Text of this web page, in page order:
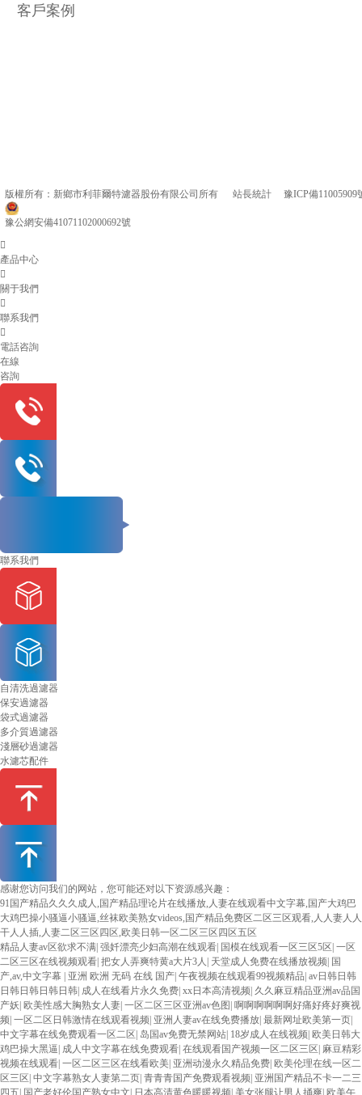
客戶案例
版權所有：新鄉市利菲爾特濾器股份有限公司所有 站長統計 豫ICP備11005909
豫公網安備41071102000692號
產品中心
關于我們
聯系我們
電話咨詢
在線
咨詢
聯系我們
自清洗過濾器
保安過濾器
袋式過濾器
多介質過濾器
淺層砂過濾器
水濾芯配件
感谢您访问我们的网站，您可能还对以下资源感兴趣：
91国产精品久久久成人,国产精品理论片在线播放,人妻在线观看中文字幕,国产大鸡巴
大鸡巴操小骚逼小骚逼,丝袜欧美熟女videos,国产精品免费区二区三区观看,人人妻人人
干人人插,人妻二区三区四区,欧美日韩一区二区三区四区五区
精品人妻av区欲求不满 强奷漂亮少妇高潮在线观看 国模在线观看一区三区5区 一区
二区三区在线视频观看 把女人弄爽特黄a大片3人 天堂成人免费在线播放视频 国
产,av,中文字幕
亚洲 欧洲 无码 在线 国产 午夜视频在线观看99视频精品 av日韩日韩
日韩日韩日韩日韩 成人在线看片永久免费 xx日本高清视频 久久麻豆精品亚洲av品国
产妖 欧美性感大胸熟女人妻 一区二区三区亚洲av色图 啊啊啊啊啊啊好痛好疼好爽视
频 一区二区日韩激情在线观看视频 亚洲人妻av在线免费播放 最新网址欧美第一页
中文字幕在线免费观看一区二区 岛国av免费无禁网站 18岁成人在线视频 欧美日韩大
鸡巴操大黑逼 成人中文字幕在线免费观看 在线观看国产视频一区二区三区 麻豆精彩
视频在线观看 一区二区三区在线看欧美 亚洲动漫永久精品免费 欧美伦理在线一区二
区三区 中文字幕熟女人妻第二页 青青青国产免费观看视频 亚洲国产精品不卡一二三